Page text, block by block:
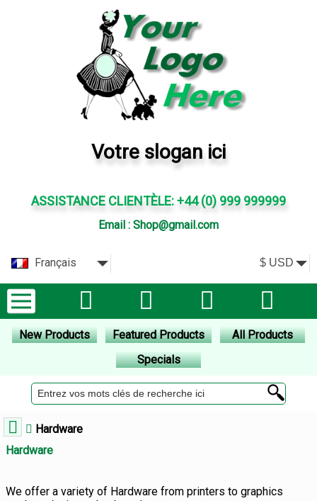
Votre slogan ici
ASSISTANCE CLIENTÈLE: +44 (0) 999 999999
Email : Shop@gmail.com
Français
New Products Featured Products
All Products
Specials
Hardware
Hardware
We offer a variety of Hardware from printers to graphics